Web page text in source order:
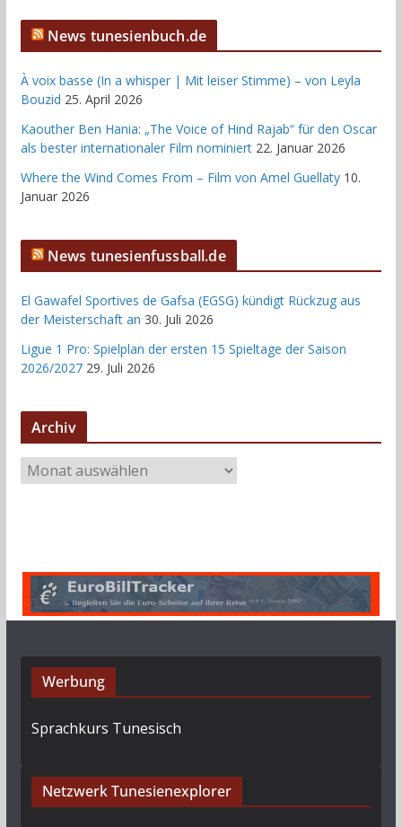
News tunesienbuch.de
À voix basse (In a whisper | Mit leiser Stimme) – von Leyla
Bouzid 25. April 2026
Kaouther Ben Hania: „The Voice of Hind Rajab“ für den Oscar
als bester internationaler Film nominiert 22. Januar 2026
Where the Wind Comes From – Film von Amel Guellaty 10.
Januar 2026
News tunesienfussball.de
El Gawafel Sportives de Gafsa (EGSG) kündigt Rückzug aus
der Meisterschaft an 30. Juli 2026
Ligue 1 Pro: Spielplan der ersten 15 Spieltage der Saison
2026/2027 29. Juli 2026
Archiv
r
Werbung
Sprachkurs Tunesisch
Netzwerk Tunesienexplorer